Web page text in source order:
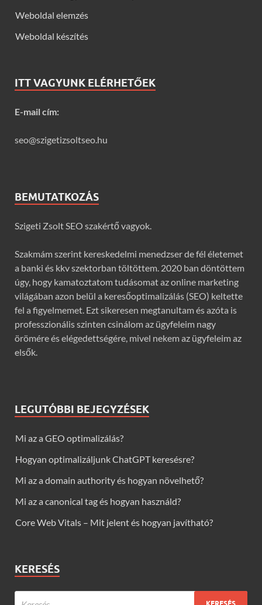
Weboldal elemzés
Weboldal készítés
ITT VAGYUNK ELÉRHETŐEK
E-mail cím:
seo@szigetizsoltseo.hu
BEMUTATKOZÁS
Szigeti Zsolt SEO szakértő vagyok.
Szakmám szerint kereskedelmi menedzser de fél életemet
a banki és kkv szektorban töltöttem. 2020 ban döntöttem
úgy, hogy kamatoztatom tudásomat az online marketing
világában azon belül a keresőoptimalizálás (SEO) keltette
fel a figyelmemet. Ezt sikeresen megtanultam és azóta is
professzionális szinten csinálom az ügyfeleim nagy
örömére és elégedettségére, mivel nekem az ügyfeleim az
elsők.
LEGUTÓBBI BEJEGYZÉSEK
Mi az a GEO optimalizálás?
Hogyan optimalizáljunk ChatGPT keresésre?
Mi az a domain authority és hogyan növelhető?
Mi az a canonical tag és hogyan használd?
Core Web Vitals – Mit jelent és hogyan javítható?
KERESÉS